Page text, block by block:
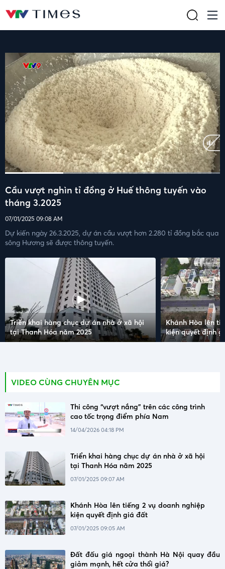
Cầu vượt nghìn tỉ đồng ở Huế thông tuyến vào
tháng 3.2025
07/01/2025 09:08 AM
Dự kiến ngày 26.3.2025, dự án cầu vượt hơn 2.280 tỉ đồng bắc qua
sông Hương sẽ được thông tuyến.
Triển khai hàng chục dự án nhà ở xã hội
tại Thanh Hóa năm 2025
Khánh Hòa lên
kiện quyết định
VIDEO CÙNG CHUYÊN MỤC
Thi công “vượt nắng” trên các công trình
cao tốc trọng điểm phía Nam
14/04/2026 04:18 PM
Triển khai hàng chục dự án nhà ở xã hội
tại Thanh Hóa năm 2025
07/01/2025 09:07 AM
Khánh Hòa lên tiếng 2 vụ doanh nghiệp
kiện quyết định giá đất
07/01/2025 09:05 AM
Đất đấu giá ngoại thành Hà Nội quay đầu
giảm mạnh, hết cửa thổi giá?